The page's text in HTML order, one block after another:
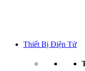
Thiết Bị Điện Tử